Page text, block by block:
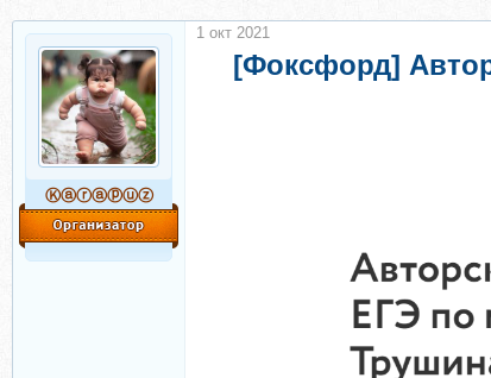
Ⓚⓐⓡⓐⓟⓤⓩ
[Фоксфорд]
1 окт 2021